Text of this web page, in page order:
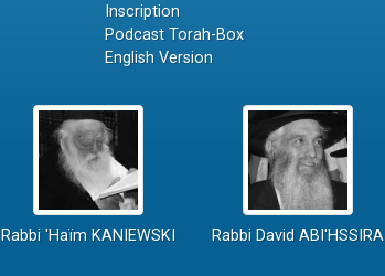
Inscription
Podcast Torah-Box
English Version
Rabbi 'Haïm KANIEWSKI Rabbi David ABI'HSSIRA